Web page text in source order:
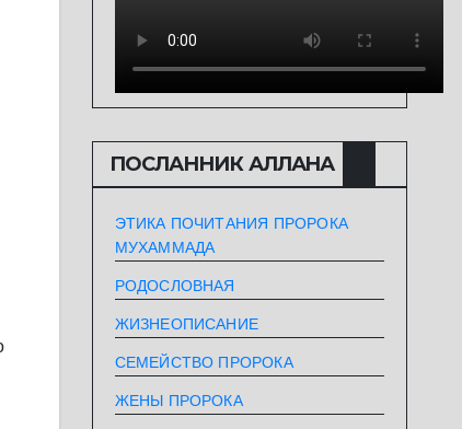
ПОСЛАННИК АЛЛАHА
ЭТИКА ПОЧИТАНИЯ ПРОРОКА
МУХАММАДА
РОДОСЛОВНАЯ
ЖИЗНЕОПИСАНИЕ
СЕМЕЙСТВО ПРОРОКА
ЖЕНЫ ПРОРОКА